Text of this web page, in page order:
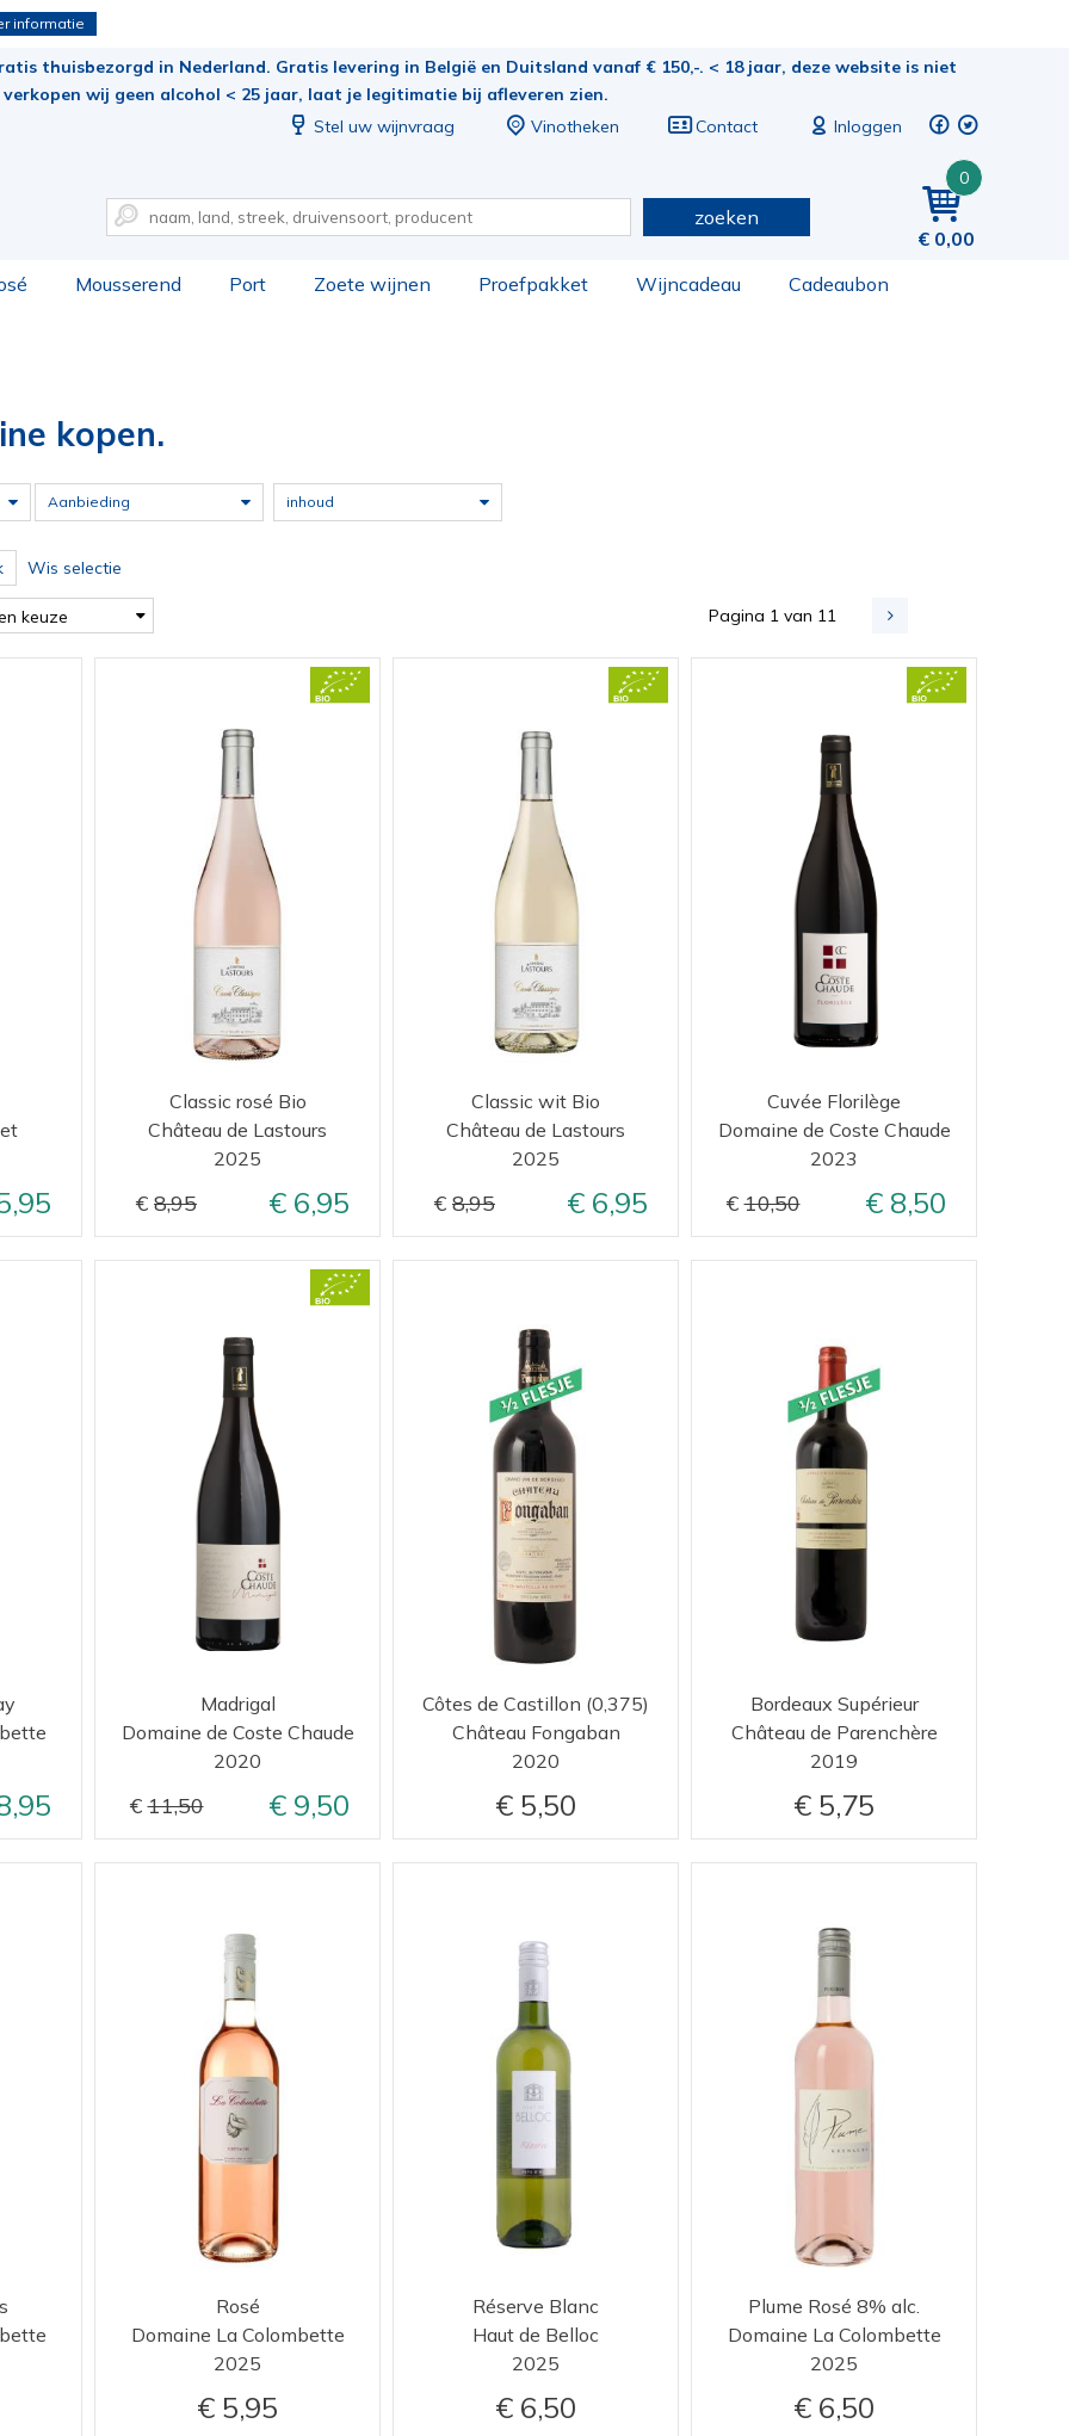
informatie
thuisbezorgd in Nederland. Gratis levering in België en Duitsland vanaf € 150,-. < 18 jaar, deze website is niet
wij geen alcohol < 25 jaar, laat je legitimatie bij afleveren zien.
Stel uw wijnvraag
Vinotheken Contact Inloggen
0
0,00
zoeken
Mousserend Port Zoete wijnen Proefpakket Wijncadeau Cadeaubon
kopen.
Aanbieding inhoud
Wis selectie
keuze Pagina 1 van 11
Classic rosé Bio
Château de Lastours
2025
8,95 6,95
Classic wit Bio
Château de Lastours
2025
8,95 6,95
Cuvée Florilège
Domaine de Coste Chaude
2023
10,50 8,50
Madrigal
Domaine de Coste Chaude
2020
11,50 9,50
Côtes de Castillon (0,375)
Château Fongaban
2020
5,50
Bordeaux Supérieur
Château de Parenchère
2019
5,75
Rosé
Domaine La Colombette
2025
5,95
Réserve Blanc
Haut de Belloc
2025
6,50
Plume Rosé 8% alc.
Domaine La Colombette
2025
6,50